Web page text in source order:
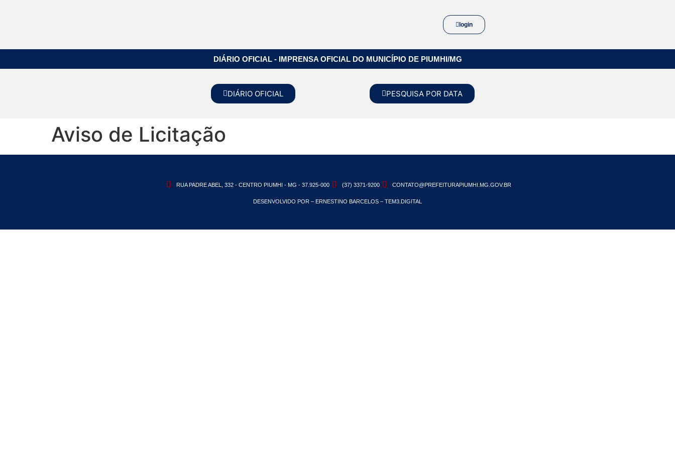
login
DIÁRIO OFICIAL - IMPRENSA OFICIAL DO MUNICÍPIO DE PIUMHI/MG
DIÁRIO OFICIAL PESQUISA POR DATA
Aviso de Licitação
RUA PADRE ABEL, 332 - CENTRO PIUMHI - MG - 37.925-000 (37) 3371-9200 CONTATO@PREFEITURAPIUMHI.MG.GOV.BR
DESENVOLVIDO POR – ERNESTINO BARCELOS – TEM3.DIGITAL